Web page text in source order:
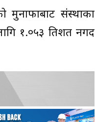
संस्थाका
१.०५३ प्रतिशत नगद